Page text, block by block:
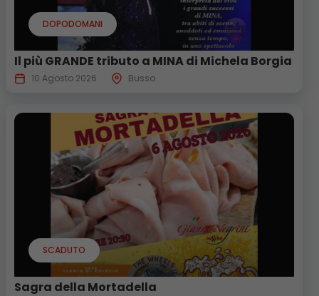
DOPODOMANI
Il più GRANDE tributo a MINA di Michela Borgia
10 Agosto 2026 Busso
SCADUTO
Sagra della Mortadella